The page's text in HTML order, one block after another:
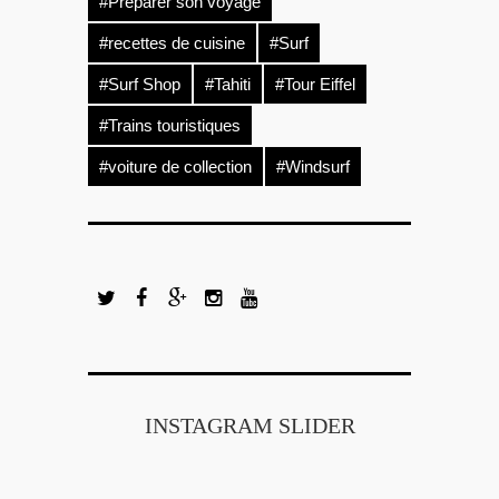
#recettes de cuisine #Surf
#Surf Shop #Tahiti #Tour Eiffel
#Trains touristiques
#voiture de collection #Windsurf
INSTAGRAM SLIDER